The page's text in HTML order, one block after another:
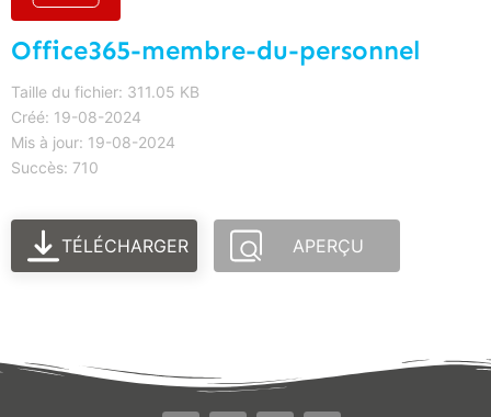
Office365-membre-du-personnel
Taille du fichier: 311.05 KB
Créé: 19-08-2024
Mis à jour: 19-08-2024
Succès: 710
TÉLÉCHARGER APERÇU